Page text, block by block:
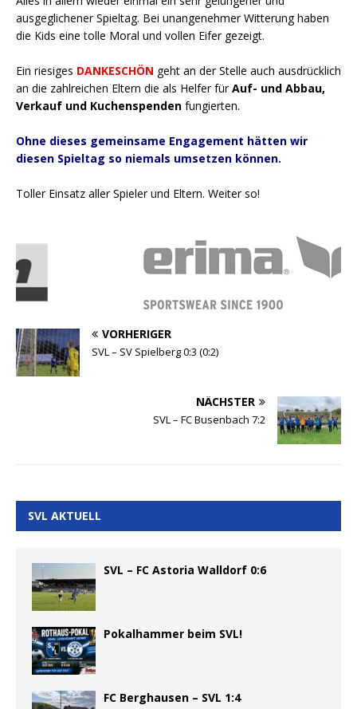
ausgeglichener Spieltag. Bei unangenehmer Witterung haben
die Kids eine tolle Moral und vollen Eifer gezeigt.
Ein riesiges DANKESCHÖN geht an der Stelle auch ausdrücklich
an die zahlreichen Eltern die als Helfer fürAuf- und Abbau,
Verkauf und Kuchenspenden fungierten.
Ohne dieses gemeinsame Engagement hätten wir
diesen Spieltag so niemals umsetzen können.
Toller Einsatz aller Spieler und Eltern. Weiter so!
VORHERIGER
SVL – SV Spielberg 0:3 (0:2)
NÄCHSTER
SVL – FC Busenbach 7:2
SVL AKTUELL
SVL – FC Astoria Walldorf 0:6
Pokalhammer beim SVL!
FC Berghausen – SVL 1:4